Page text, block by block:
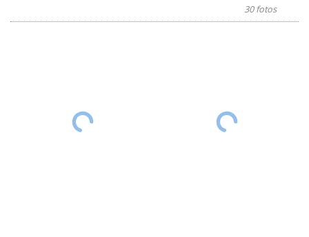
30 fotos